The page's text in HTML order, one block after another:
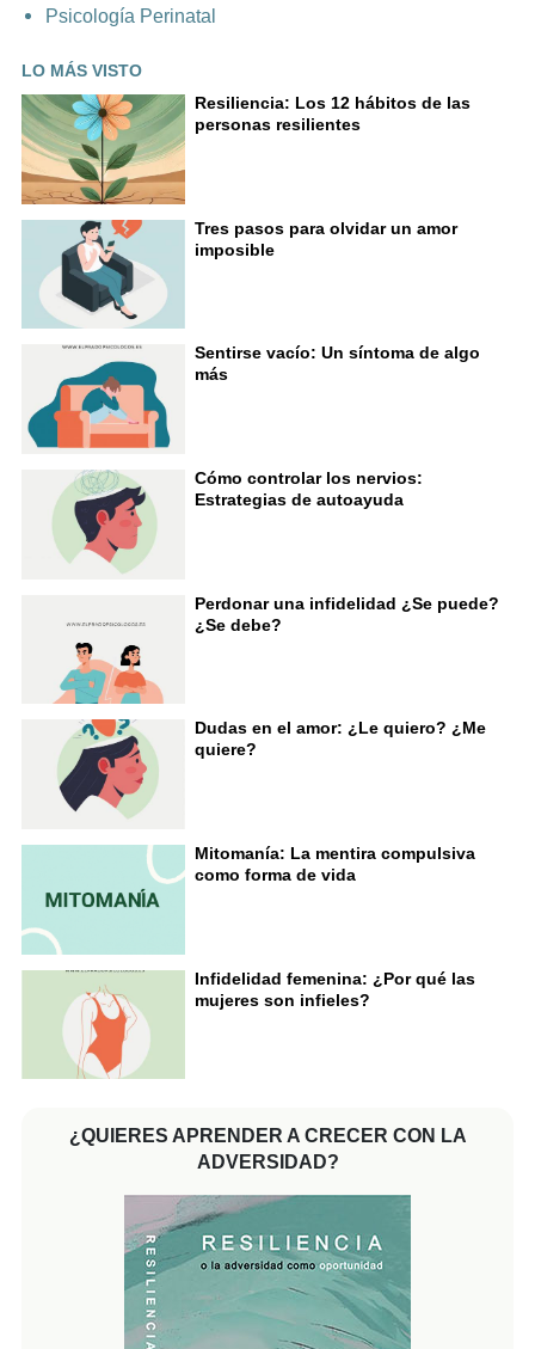
Psicología Perinatal
LO MÁS VISTO
Resiliencia: Los 12 hábitos de las
personas resilientes
Tres pasos para olvidar un amor
imposible
Sentirse vacío: Un síntoma de algo
más
Cómo controlar los nervios:
Estrategias de autoayuda
Perdonar una infidelidad ¿Se puede?
¿Se debe?
Dudas en el amor: ¿Le quiero? ¿Me
quiere?
Mitomanía: La mentira compulsiva
como forma de vida
Infidelidad femenina: ¿Por qué las
mujeres son infieles?
¿QUIERES APRENDER A CRECER CON LA
ADVERSIDAD?